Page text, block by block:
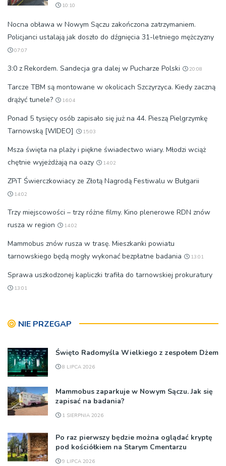
10:10
Nocna obława w Nowym Sączu zakończona zatrzymaniem.
Policjanci ustalają jak doszło do dźgnięcia 31-letniego mężczyzny
07:07
3:0 z Rekordem. Sandecja gra dalej w Pucharze Polski 20:08
Tarcze TBM są montowane w okolicach Szczyrzyca. Kiedy zaczną
drążyć tunele?
16:04
Ponad 5 tysięcy osób zapisało się już na 44. Pieszą Pielgrzymkę
Tarnowską [WIDEO]
15:03
Msza święta na plaży i piękne świadectwo wiary. Młodzi wciąż
chętnie wyjeżdżają na oazy
14:02
ZPiT Świerczkowiacy ze Złotą Nagrodą Festiwalu w Bułgarii
14:02
Trzy miejscowości – trzy różne filmy. Kino plenerowe RDN znów
rusza w region
14:02
Mammobus znów rusza w trasę. Mieszkanki powiatu
tarnowskiego będą mogły wykonać bezpłatne badania
13:01
Sprawa uszkodzonej kapliczki trafiła do tarnowskiej prokuratury
13:01
NIE PRZEGAP
Święto Radomyśla Wielkiego z zespołem Dżem
8 LIPCA 2026
Mammobus zaparkuje w Nowym Sączu. Jak się
zapisać na badania?
1 SIERPNIA 2026
Po raz pierwszy będzie można oglądać kryptę
pod kościółkiem na Starym Cmentarzu
9 LIPCA 2026